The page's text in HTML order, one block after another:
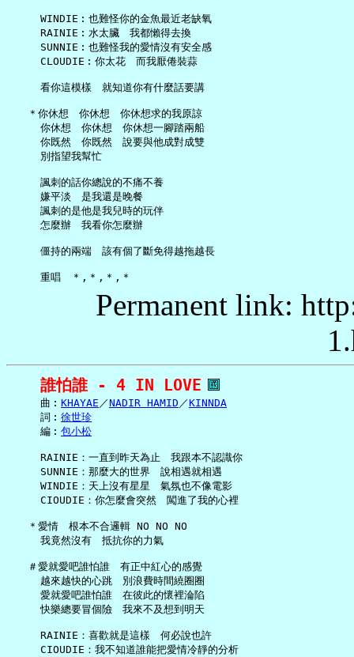
     WINDIE︰也難怪你的金魚最近老缺氧
     RAINIE︰水太臟　我都懶得去換
     SUNNIE︰也難怪我的愛情沒有安全感
     CLOUDIE︰你太花　而我厭倦裝蒜
     看你這模樣　就知道你有什麼話要講
   ＊你休想　你休想　你休想求的我原諒
     你休想　你休想　你休想一腳踏兩船
     你既然　你既然　說要與他成對成雙
     別指望我幫忙
     諷刺的話你總說的不痛不養
     嫌平淡　是我還是晚餐
     諷刺的是他是我兒時的玩伴
     怎麼辦　我看你怎麼辦
     僵持的兩端　該有個了斷免得越拖越長
Permanent link:
誰怕誰 - 4 IN LOVE
     曲︰
KHAYAE ／NADIR HAMID ／KINNDA
     詞︰
徐世珍
     編︰
包小松
     RAINIE：一直到昨天為止　我跟本不認識你
     SUNNIE：那麼大的世界　說相遇就相遇
     WINDIE：天上沒有星星　氣氛也不像電影
     CIOUDIE：你怎麼會突然　闖進了我的心裡
   ＊愛情　根本不合邏輯 NO NO NO
     我竟然沒有　抵抗你的力氣
   ＃愛就愛吧誰怕誰　有正中紅心的感覺
     越來越快的心跳　別浪費時間繞圈圈
     愛就愛吧誰怕誰　在彼此的懷裡淪陷
     快樂總要冒個險　我來不及想到明天
     RAINIE：喜歡就是這樣　何必說也許
     CIOUDIE：我不知道誰能把愛情冷靜的分析